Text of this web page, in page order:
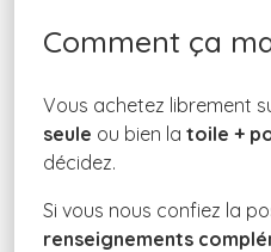
Comment ça
Vous achetez librement
seule ou bien la toile +
décidez.
Si vous nous confiez la
renseignements